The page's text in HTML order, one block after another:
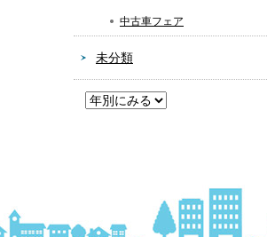
中古車フェア
未分類